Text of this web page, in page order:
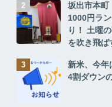
坂出市本町
1000円ラ
り！ 土曜
を吹き飛ば
新米、今年
4割ダウン